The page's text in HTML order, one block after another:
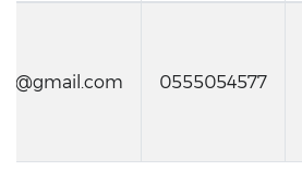
0555054577